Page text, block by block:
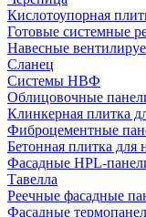
Кислотоупорная
Готовые системные
Навесные
Сланец
Системы НВФ
Облицовочные
Клинкерная плитка
Фиброцементные
Бетонная плитка для
Фасадные HPL-
Тавелла
Реечные фасадные
Фасадные